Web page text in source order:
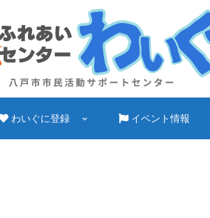
わいぐに登録 イベント情報